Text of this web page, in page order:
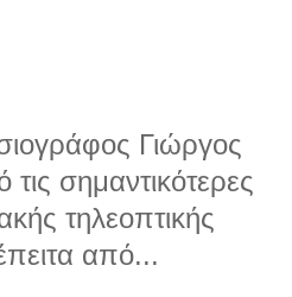
Γιώργος
σημαντικότερες
τηλεοπτικής
από...